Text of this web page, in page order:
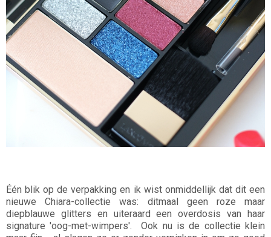
Één blik op de verpakking en ik wist onmiddellijk dat dit een
nieuwe Chiara-collectie was: ditmaal geen roze maar
diepblauwe glitters en uiteraard een overdosis van haar
signature 'oog-met-wimpers'. Ook nu is de collectie klein